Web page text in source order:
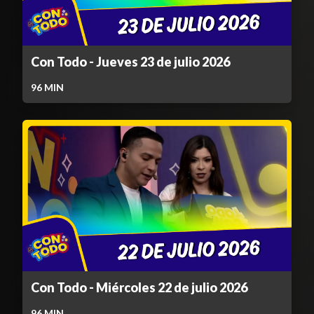
Con Todo - Jueves 23 de julio 2026
96 MIN
Con Todo - Miércoles 22 de julio 2026